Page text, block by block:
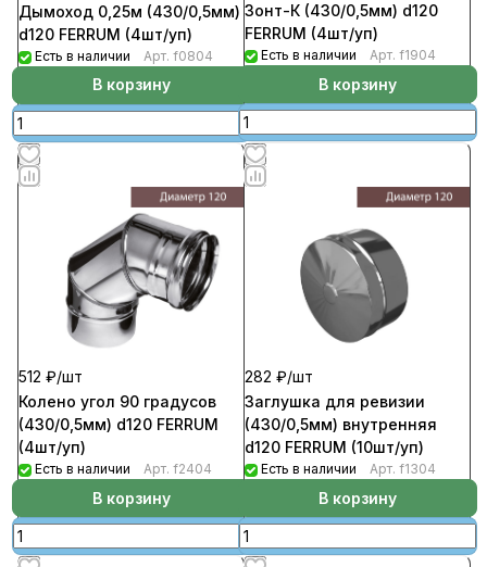
Дымоход 0,25м (430/0,5мм)
d120 FERRUM (4шт/уп)
Есть в наличии Арт. f0804
В корзину
Зонт-К (430/0,5мм) d120
FERRUM (4шт/уп)
Есть в наличии Арт. f1904
В корзину
512 ₽/шт
Колено угол 90 градусов
(430/0,5мм) d120 FERRUM
(4шт/уп)
Есть в наличии Арт. f2404
В корзину
282 ₽/шт
Заглушка для ревизии
(430/0,5мм) внутренняя
d120 FERRUM (10шт/уп)
Есть в наличии Арт. f1304
В корзину